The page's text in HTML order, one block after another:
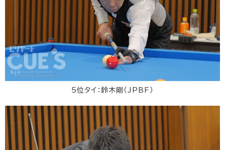
5位タイ：鈴木剛（JPBF）